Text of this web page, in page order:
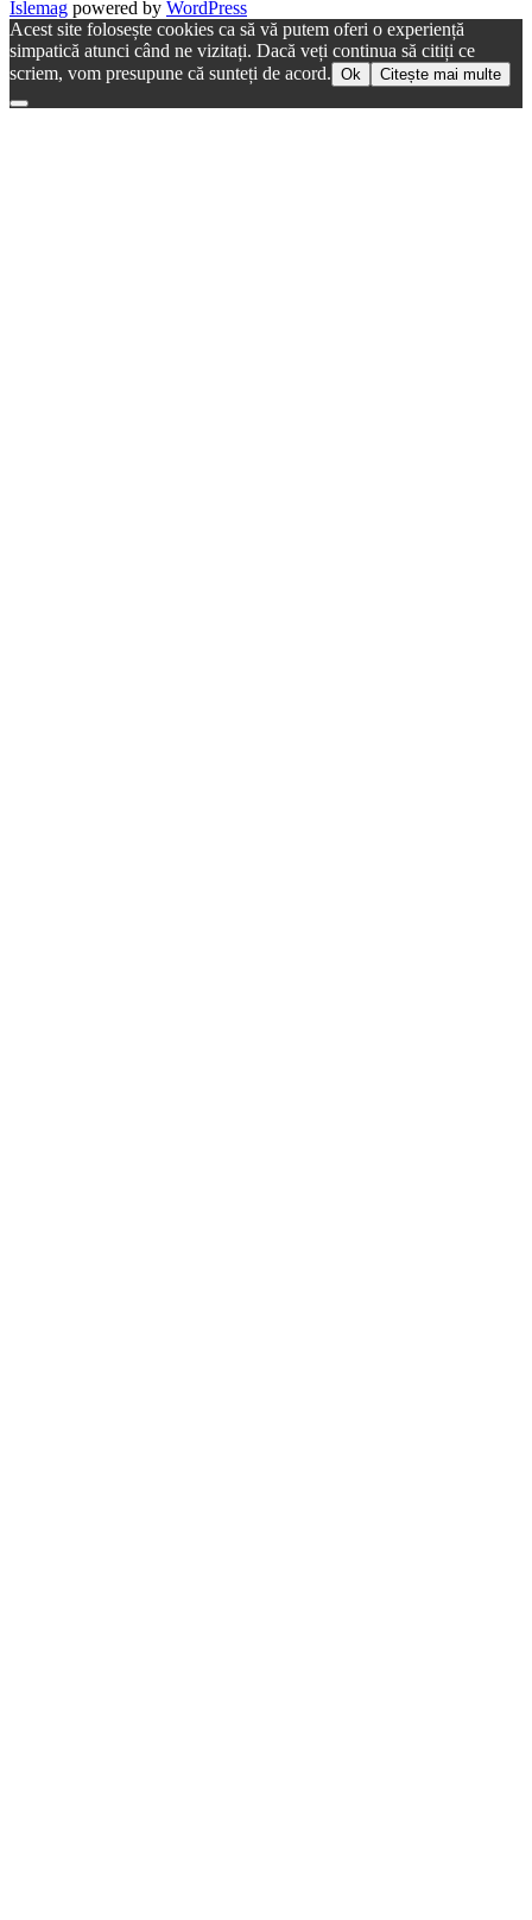
Islemag powered by WordPress
Acest site folosește cookies ca să vă putem oferi o experiență
simpatică atunci când ne vizitați. Dacă veți continua să citiți ce
scriem, vom presupune că sunteți de acord. Ok Citește mai multe